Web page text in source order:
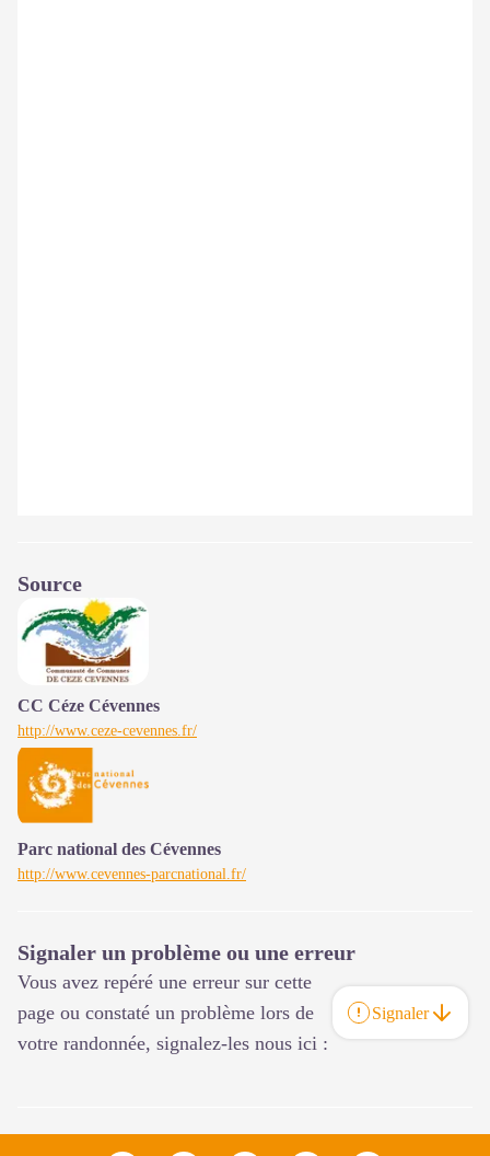
Source
CC Céze Cévennes
http://www.ceze-cevennes.fr/
Parc national des Cévennes
http://www.cevennes-parcnational.fr/
Signaler un problème ou une erreur
Vous avez repéré une erreur sur cette
page ou constaté un problème lors de
votre randonnée, signalez-les nous ici :
Signaler